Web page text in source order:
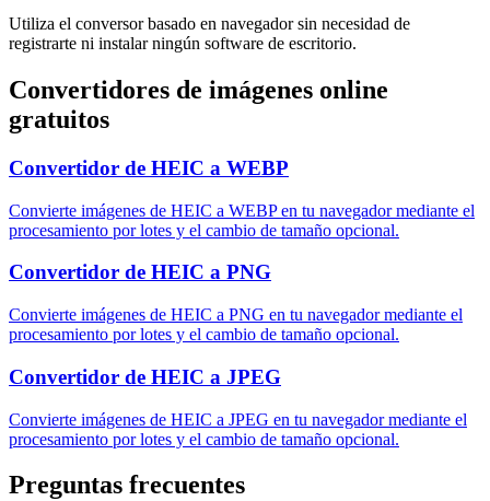
Utiliza el conversor basado en navegador sin necesidad de
registrarte ni instalar ningún software de escritorio.
Convertidores de imágenes online
gratuitos
Convertidor de HEIC a WEBP
Convierte imágenes de HEIC a WEBP en tu navegador mediante el
procesamiento por lotes y el cambio de tamaño opcional.
Convertidor de HEIC a PNG
Convierte imágenes de HEIC a PNG en tu navegador mediante el
procesamiento por lotes y el cambio de tamaño opcional.
Convertidor de HEIC a JPEG
Convierte imágenes de HEIC a JPEG en tu navegador mediante el
procesamiento por lotes y el cambio de tamaño opcional.
Preguntas frecuentes